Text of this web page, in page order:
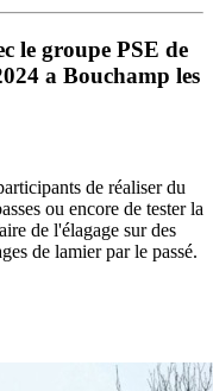
le groupe PSE de
a Bouchamp les
de réaliser du
ou encore de tester la
de l'élagage sur des
de lamier par le passé.